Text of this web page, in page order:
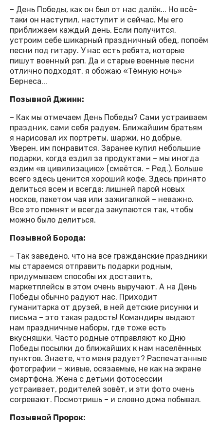
– День Победы, как он был от нас далёк... Но всё-
таки он наступил, наступит и сейчас. Мы его
приближаем каждый день. Если получится,
устроим себе шикарный праздничный обед, попоём
песни под гитару. У нас есть ребята, которые
пишут военный рэп. Да и старые военные песни
отлично подходят, я обожаю «Тёмную ночь»
Бернеса...
Позывной Джинн:
– Как мы отмечаем День Победы? Сами устраиваем
праздник, сами себя радуем. Ближайшим братьям
я нарисовал их портреты, шаржи, но добрые.
Уверен, им понравится. Заранее купил небольшие
подарки, когда ездил за продуктами – мы иногда
ездим «в цивилизацию» (смеётся. – Ред.). Больше
всего здесь ценится хороший кофе. Здесь принято
делиться всем и всегда: лишней парой новых
носков, пакетом чая или зажигалкой – неважно.
Все это помнят и всегда закупаются так, чтобы
можно было делиться.
Позывной Борода:
– Так заведено, что на все гражданские праздники
мы стараемся отправить подарки родным,
придумываем способы их доставить,
маркетплейсы в этом очень выручают. А на День
Победы обычно радуют нас. Приходит
гуманитарка от друзей, в ней детские рисунки и
письма – это такая радость! Командиры выдают
нам праздничные наборы, где тоже есть
вкусняшки. Часто родные отправляют ко Дню
Победы посылки до ближайших к нам населённых
пунктов. Знаете, что меня радует? Распечатанные
фотографии – живые, осязаемые, не как на экране
смартфона. Жена с детьми фотосессии
устраивает, родителей зовёт, и эти фото очень
согревают. Посмотришь – и словно дома побывал.
Позывной Пророк: